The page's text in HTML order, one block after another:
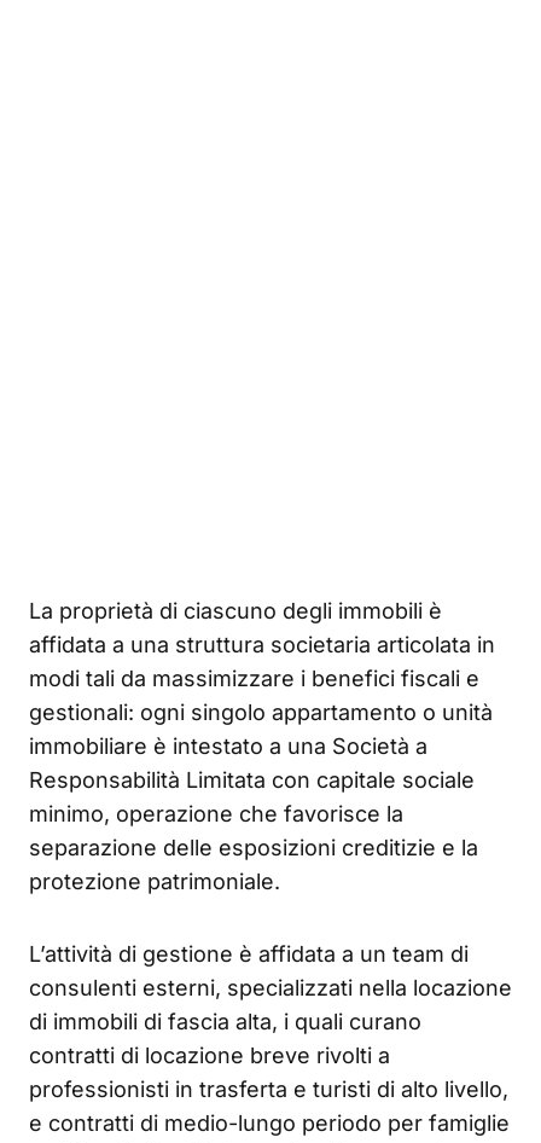
La proprietà di ciascuno degli immobili è
affidata a una struttura societaria articolata in
modi tali da massimizzare i benefici fiscali e
gestionali: ogni singolo appartamento o unità
immobiliare è intestato a una Società a
Responsabilità Limitata con capitale sociale
minimo, operazione che favorisce la
separazione delle esposizioni creditizie e la
protezione patrimoniale.
L’attività di gestione è affidata a un team di
consulenti esterni, specializzati nella locazione
di immobili di fascia alta, i quali curano
contratti di locazione breve rivolti a
professionisti in trasferta e turisti di alto livello,
e contratti di medio-lungo periodo per famiglie